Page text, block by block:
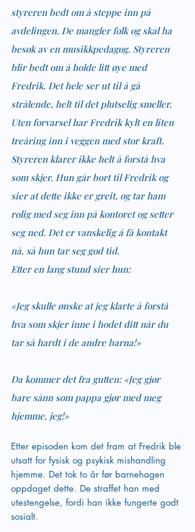
styreren bedt om å steppe inn på
avdelingen. De mangler folk og skal ha
besøk av en musikkpedagog. Styreren
blir bedt om å holde litt øye med
Fredrik. Det hele ser ut til å gå
strålende, helt til det plutselig smeller.
Uten forvarsel har Fredrik kylt en liten
treåring inn i veggen med stor kraft.
Styreren klarer ikke helt å forstå hva
som skjer. Hun går bort til Fredrik og
sier at dette ikke er greit, og tar ham
rolig med seg inn på kontoret og setter
seg ned. Det er vanskelig å få kontakt
nå, så hun tar seg god tid.
Etter en lang stund sier hun:
«Jeg skulle ønske at jeg klarte å forstå
hva som skjer inne i hodet ditt når du
tar så hardt i de andre barna!»
Da kommer det fra gutten: «Jeg gjør
bare sånn som pappa gjør med meg
hjemme, jeg!»
Etter episoden kom det fram at Fredrik ble
utsatt for fysisk og psykisk mishandling
hjemme. Det tok to år før barnehagen
oppdaget dette. De straffet han med
utestengelse, fordi han ikke fungerte godt
sosialt.